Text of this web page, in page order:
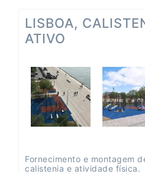
LISBOA,
ATIVO
Fornecimento e montagem
calistenia e atividade física.